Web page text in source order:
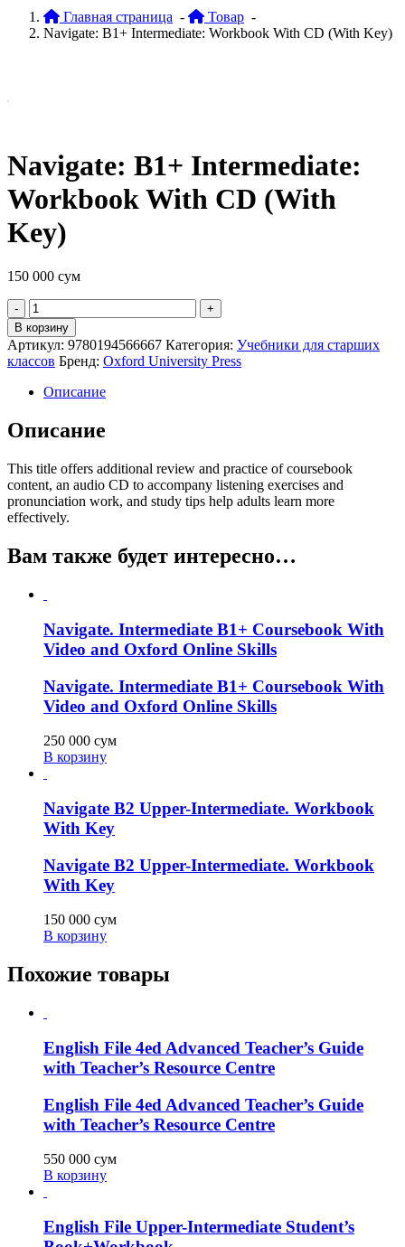
Главная страница - Товар -
Navigate: B1+ Intermediate: Workbook With CD (With Key)
Navigate: B1+ Intermediate:
Workbook With CD (With
Key)
150 000 сум
Quantity
В корзину
Артикул: 9780194566667 Категория: Учебники для старших
классов Бренд: Oxford University Press
Описание
Описание
This title offers additional review and practice of coursebook
content, an audio CD to accompany listening exercises and
pronunciation work, and study tips help adults learn more
effectively.
Вам также будет интересно…
Navigate. Intermediate B1+ Coursebook With
Video and Oxford Online Skills
Navigate. Intermediate B1+ Coursebook With
Video and Oxford Online Skills
250 000 сум
В корзину
Navigate B2 Upper-Intermediate. Workbook
With Key
Navigate B2 Upper-Intermediate. Workbook
With Key
150 000 сум
В корзину
Похожие товары
English File 4ed Advanced Teacher’s Guide
with Teacher’s Resource Centre
English File 4ed Advanced Teacher’s Guide
with Teacher’s Resource Centre
550 000 сум
В корзину
English File Upper-Intermediate Student’s